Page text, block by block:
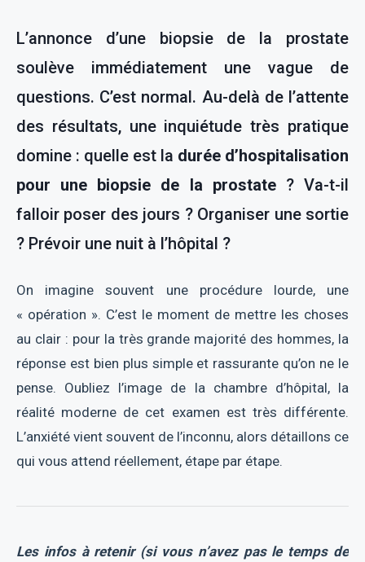
L’annonce d’une biopsie de la prostate
soulève immédiatement une vague de
questions. C’est normal. Au-delà de l’attente
des résultats, une inquiétude très pratique
domine : quelle est la durée d’hospitalisation
pour une biopsie de la prostate? Va-t-il
falloir poser des jours ? Organiser une sortie
? Prévoir une nuit à l’hôpital ?
On imagine souvent une procédure lourde, une
« opération ». C’est le moment de mettre les choses
au clair : pour la très grande majorité des hommes, la
réponse est bien plus simple et rassurante qu’on ne le
pense. Oubliez l’image de la chambre d’hôpital, la
réalité moderne de cet examen est très différente.
L’anxiété vient souvent de l’inconnu, alors détaillons ce
qui vous attend réellement, étape par étape.
Les infos à retenir (si vous n’avez pas le temps de